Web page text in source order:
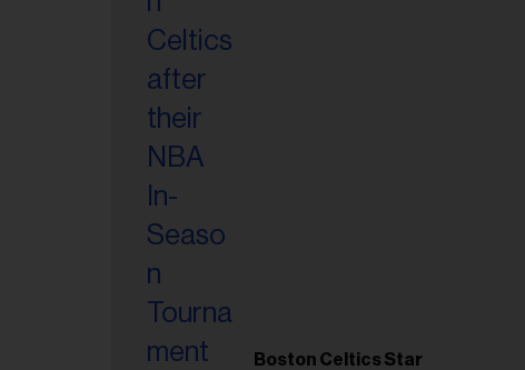
Boston Celtics Star